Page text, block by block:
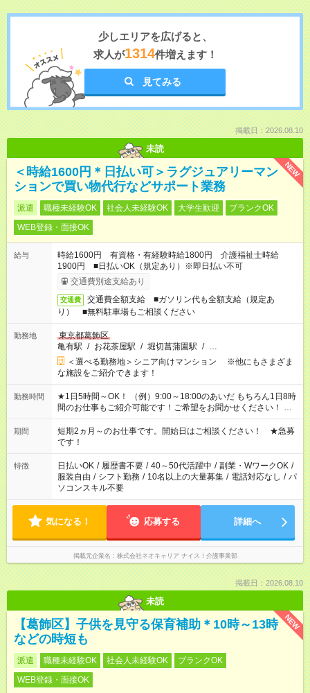
少しエリアを広げると、
求人が1314件増えます！
見てみる
掲載日：2026.08.10
未読
NEW
＜時給1600円＊日払い可＞ラグジュアリーマン
ションで買い物代行などサポート業務
派遣 職種未経験OK 社会人未経験OK 大学生歓迎
ブランクOK
WEB登録・面接OK
給与
時給1600円 有資格・有経験時給1800円 介護福祉士時給
1900円 ■日払いOK（規定あり）※即日払い不可
交通費別途支給あり
交通費
交通費全額支給 ■ガソリン代も全額支給（規定あ
り） ■無料駐車場もご相談ください
勤務地
東京都葛飾区
亀有駅 / お花茶屋駅 / 堀切菖蒲園駅 / …
＜選べる勤務地＞シニア向けマンション ※他にもさまざま
な施設をご紹介できます！
勤務時間
★1日5時間～OK！ （例）9:00～18:00のあいだ もちろん1日8時
間のお仕事もご紹介可能です！ご希望をお聞かせください！ ★
家庭の都合でお休みが必要な場合も遠慮なくご相談ください。
※週最低15時間以上の勤務が必要です
期間
短期2ヵ月～のお仕事です。開始日はご相談ください！ ★急募
です！
特徴 日払いOK / 履歴書不要 / 40～50代活躍中 / 副業・WワークOK /
服装自由 / シフト勤務 / 10名以上の大量募集 / 電話対応なし / パ
ソコンスキル不要
気になる！ 応募する 詳細へ
掲載元企業名 株式会社ネオキャリア ナイス！介護事業部
掲載日：2026.08.10
未読
NEW
【葛飾区】子供を見守る保育補助＊10時～13時
などの時短も
派遣 職種未経験OK 社会人未経験OK
ブランクOK
WEB登録・面接OK